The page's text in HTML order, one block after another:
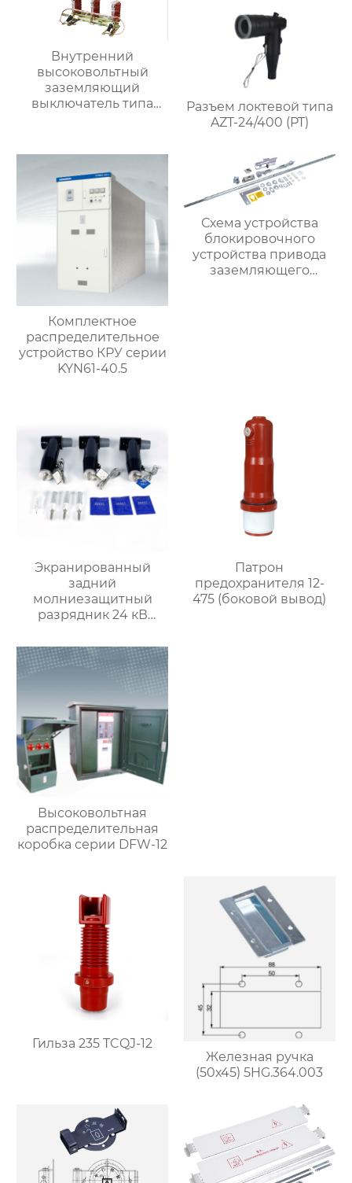
Внутренний
высоковольтный
заземляющий
выключатель типа
Разъем локтевой типа
AZT-24/400 (PT)
Комплектное
распределительное
устройство КРУ серии
KYN61-40.5
Схема устройства
блокировочного
устройства привода
заземляющего
Экранированный
задний
молниезащитный
разрядник 24 кВ
Патрон
предохранителя 12-
475 (боковой вывод)
Высоковольтная
распределительная
коробка серии DFW-12
Гильза 235 TCQJ-12
Железная ручка
(50х45) 5HG.364.003